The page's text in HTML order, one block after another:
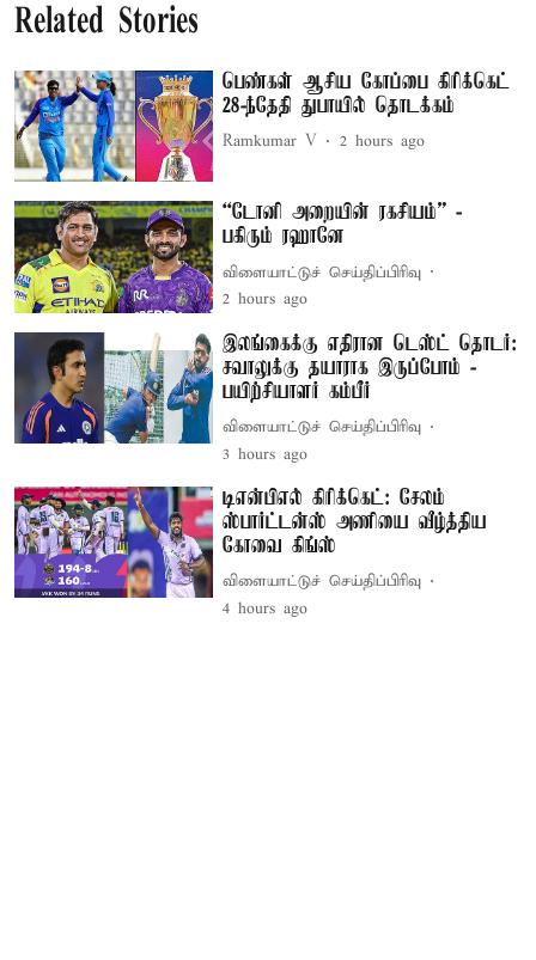
Related Stories
பெண்கள் ஆசிய கோப்பை கிரிக்கெட்
28-ந்தேதி துபாயில் தொடக்கம்
Ramkumar V 2 hours ago
“டோனி அறையின் ரகசியம்” -
பகிரும் ரஹானே
விளையாட்டுச் செய்திப்பிரிவு
2 hours ago
இலங்கைக்கு எதிரான டெஸ்ட் தொடர்:
சவாலுக்கு தயாராக இருப்போம் -
பயிற்சியாளர் கம்பீர்
விளையாட்டுச் செய்திப்பிரிவு
3 hours ago
டிஎன்பிஎல் கிரிக்கெட்: சேலம்
ஸ்பார்ட்டன்ஸ் அணியை வீழ்த்திய
கோவை கிங்ஸ்
விளையாட்டுச் செய்திப்பிரிவு
4 hours ago